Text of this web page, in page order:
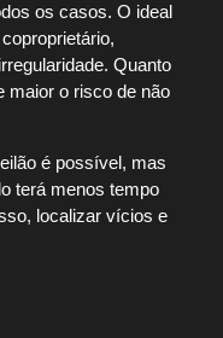
os casos. O ideal
Quanto
maior o risco de não
é possível, mas
terá menos tempo
localizar vícios e